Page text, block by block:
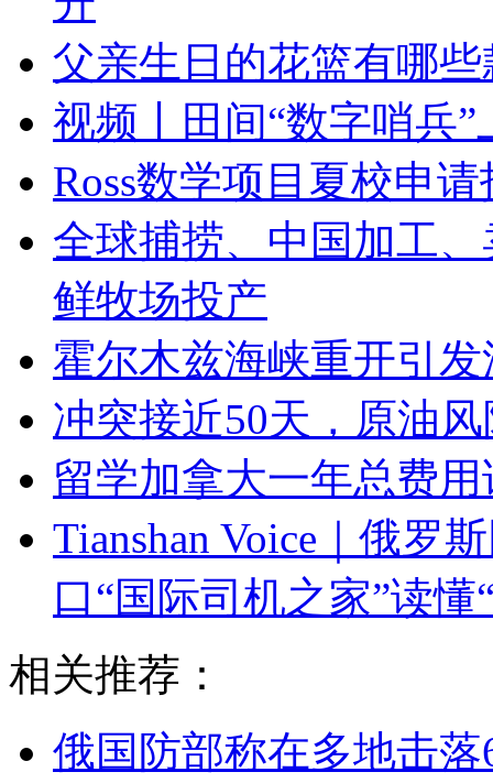
父亲生日的花篮有哪
视频丨田间“数字哨兵
Ross数学项目夏校申
全球捕捞、中国加工
鲜牧场投产
霍尔木兹海峡重开引
冲突接近50天，原油
留学加拿大一年总费
Tianshan Voice｜俄罗
口“国际司机之家”读懂
相关推荐：
俄国防部称在多地击